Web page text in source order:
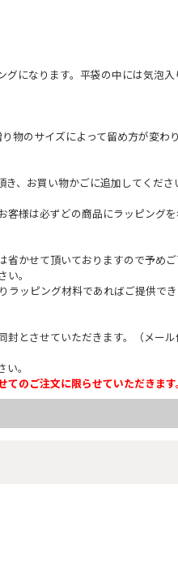
になります。平袋の中には気泡
物のサイズによって留め方が変わ
、お買い物かごに追加してくださ
様は必ずどの商品にラッピング
かせて頂いておりますので予めご
。
ッピング材料であればご提供で
とさせていただきます。（メー
。
のご注文に限らせていただきます。